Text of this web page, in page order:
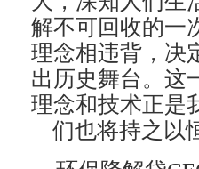
解不可回收的一
理念相违背，决
出历史舞台。这
理念和技术正是
们也将持之以